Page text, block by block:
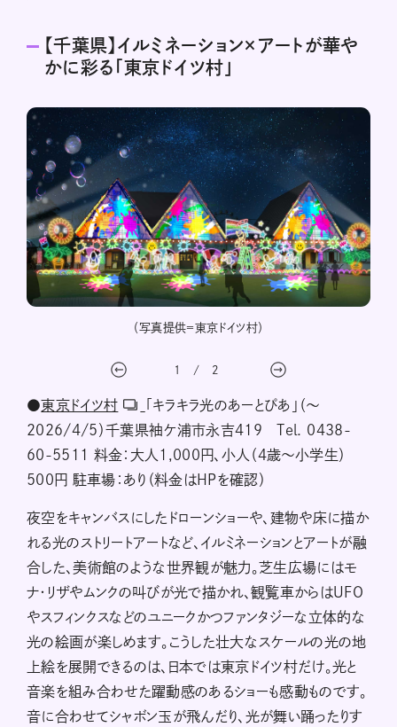
【千葉県】イルミネーション×アートが華や
かに彩る「東京ドイツ村」
（写真提供＝東京ドイツ村）
1 / 2
●東京ドイツ村
「キラキラ光のあーとぴあ」（〜
2026/4/5）千葉県袖ケ浦市永吉419 Tel. 0438-
60-5511 料金：大人1,000円、小人（4歳〜小学生）
500円 駐車場：あり（料金はHPを確認）
夜空をキャンバスにしたドローンショーや、建物や床に描か
れる光のストリートアートなど、イルミネーションとアートが融
合した、美術館のような世界観が魅力。芝生広場にはモ
ナ・リザやムンクの叫びが光で描かれ、観覧車からはUFO
やスフィンクスなどのユニークかつファンタジーな立体的な
光の絵画が楽しめます。こうした壮大なスケールの光の地
上絵を展開できるのは、日本では東京ドイツ村だけ。光と
音楽を組み合わせた躍動感のあるショーも感動ものです。
音に合わせてシャボン玉が飛んだり、光が舞い踊ったりす